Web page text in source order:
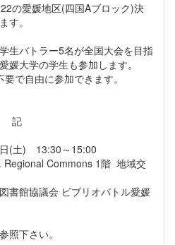
の愛媛地区(四国Aブロック)決
す。
生バトラー5名が全国大会を目指
媛大学の学生も参加します。
で自由に参加できます。
記
(土) 13:30～15:00
Commons 1階 地域交
館協議会 ビブリオバトル愛媛
照下さい。